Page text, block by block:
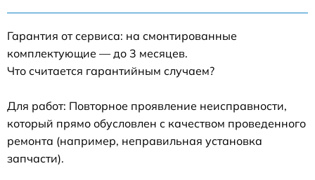
Гарантия от сервиса: на смонтированные
комплектующие — до 3 месяцев.
Что считается гарантийным случаем?
Для работ: Повторное проявление неисправности,
который прямо обусловлен с качеством проведенного
ремонта (например, неправильная установка
запчасти).